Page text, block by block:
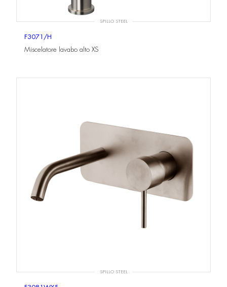
SPILLO STEEL
F3071/H
Miscelatore lavabo alto XS
SPILLO STEEL